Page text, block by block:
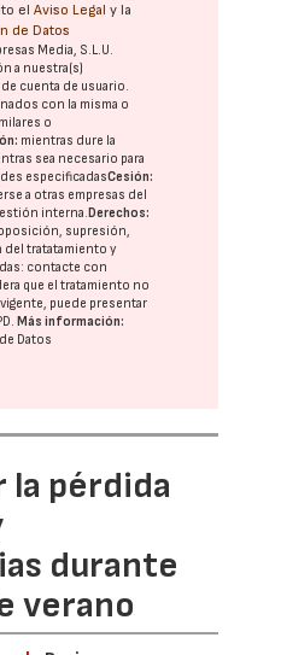
elAviso Legal y la
de Datos
Media, S.L.U.
a nuestra(s)
cuenta de usuario.
con la misma o
o
mientras dure la
sea necesario para
especificadasCesión:
a otras empresas del
interna. Derechos:
supresión,
tratatamiento y
contacte con
que el tratamiento no
puede presentar
. Más información:
Datos
la pérdida
durante
verano